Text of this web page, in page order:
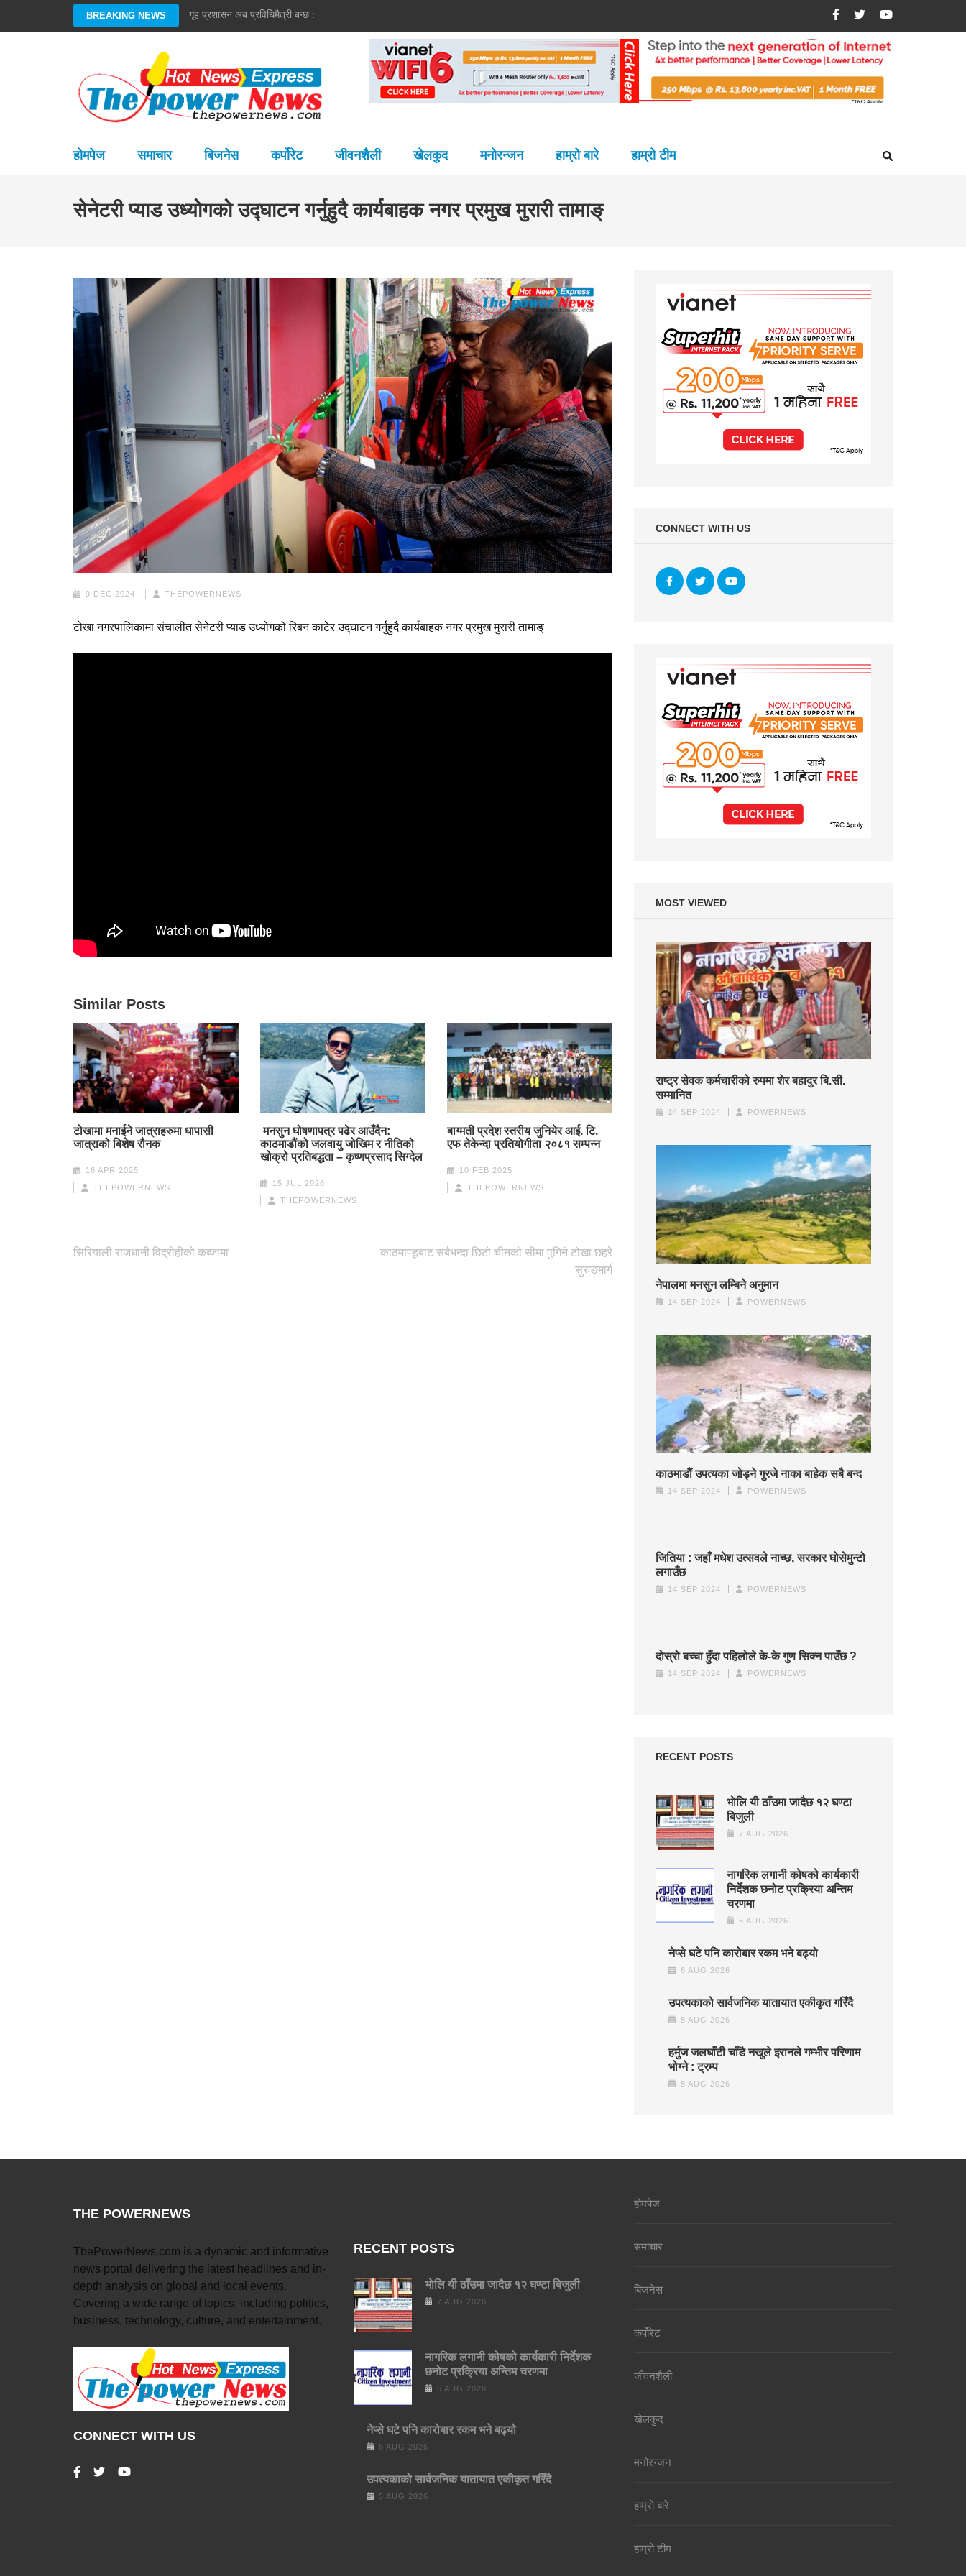
BREAKING NEWS गृह प्रशासन अब प्रविधिमैत्री बन्छ : गृहमन्त्री गुरुङ
होमपेज समाचार बिजनेस कर्पोरेट जीवनशैली खेलकुद मनोरन्जन हाम्रो बारे हाम्रो टीम
सेनेटरी प्याड उध्योगको उद्घाटन गर्नुहुदै कार्यबाहक नगर प्रमुख मुरारी तामाङ्
9 DEC 2024 THEPOWERNEWS
टोखा नगरपालिकामा संचालीत सेनेटरी प्याड उध्योगको रिबन काटेर उद्घाटन गर्नुहुदै कार्यबाहक नगर प्रमुख मुरारी तामाङ्
Similar Posts
टोखामा मनाईने जात्राहरुमा धापासी
जात्राको बिशेष रौनक
16 APR 2025
THEPOWERNEWS
मनसुन घोषणापत्र पढेर आउँदैन:
काठमाडौंको जलवायु जोखिम र नीतिको
खोक्रो प्रतिबद्धता – कृष्णप्रसाद सिग्देल
15 JUL 2026
THEPOWERNEWS
बाग्मती प्रदेश स्तरीय जुनियेर आई. टि.
एफ तेकेन्दा प्रतियोगीता २०८१ सम्पन्न
10 FEB 2025
THEPOWERNEWS
Post
सिरियाली राजधानी विद्रोहीको कब्जामा
काठमाण्डूबाट सबैभन्दा छिटो चीनको सीमा पुगिने टोखा छहरे
सुरुङमार्ग
CONNECT WITH US
MOST VIEWED
राष्ट्र सेवक कर्मचारीको रुपमा शेर बहादुर बि.सी.
सम्मानित
14 SEP 2024 POWERNEWS
नेपालमा मनसुन लम्बिने अनुमान
14 SEP 2024 POWERNEWS
काठमाडौं उपत्यका जोड्ने गुरजे नाका बाहेक सबै बन्द
14 SEP 2024 POWERNEWS
जितिया : जहाँ मधेश उत्सवले नाच्छ, सरकार घोसेमुन्टो
लगाउँछ
14 SEP 2024 POWERNEWS
दोस्रो बच्चा हुँदा पहिलोले के-के गुण सिक्न पाउँछ ?
14 SEP 2024 POWERNEWS
RECENT POSTS
भाेलि यी ठाँउमा जादैछ १२ घण्टा
बिजुली
7 AUG 2026
नागरिक लगानी कोषको कार्यकारी
निर्देशक छनोट प्रक्रिया अन्तिम
चरणमा
6 AUG 2026
नेप्से घटे पनि कारोबार रकम भने बढ्यो
6 AUG 2026
उपत्यकाको सार्वजनिक यातायात एकीकृत गरिँदै
5 AUG 2026
हर्मुज जलघाँटी चाँडै नखुले इरानले गम्भीर परिणाम
भोग्ने : ट्रम्प
5 AUG 2026
THE POWERNEWS
ThePowerNews.com is a dynamic and informative
news portal delivering the latest headlines and in-
depth analysis on global and local events.
Covering a wide range of topics, including politics,
business, technology, culture, and entertainment.
CONNECT WITH US
RECENT POSTS
भाेलि यी ठाँउमा जादैछ १२ घण्टा बिजुली
7 AUG 2026
नागरिक लगानी कोषको कार्यकारी निर्देशक
छनोट प्रक्रिया अन्तिम चरणमा
6 AUG 2026
नेप्से घटे पनि कारोबार रकम भने बढ्यो
6 AUG 2026
उपत्यकाको सार्वजनिक यातायात एकीकृत गरिँदै
5 AUG 2026
होमपेज
समाचार
बिजनेस
कर्पोरेट
जीवनशैली
खेलकुद
मनोरन्जन
हाम्रो बारे
हाम्रो टीम